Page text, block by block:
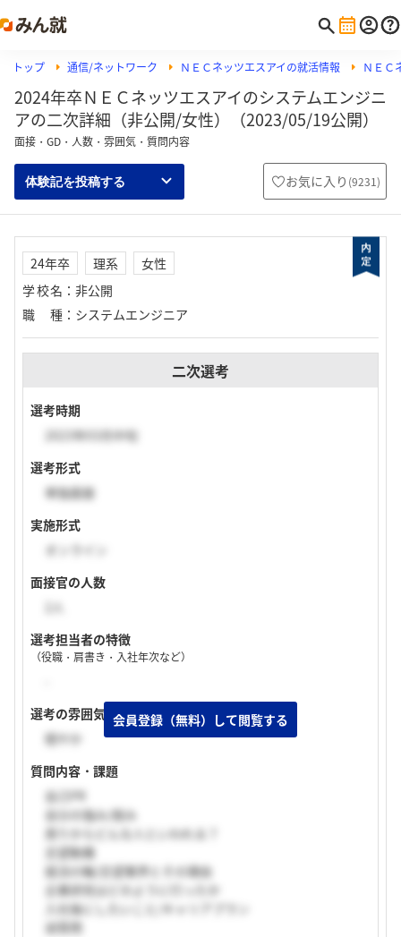
トップ 通信/ネットワーク ＮＥＣネッツエスアイの就活情報 ＮＥＣ
2024年卒ＮＥＣネッツエスアイのシステムエンジニ
アの二次詳細（非公開/女性）（2023/05/19公開）
面接・GD・人数・雰囲気・質問内容
体験記を投稿する お気に入り (9231)
24年卒 理系
女性
学校名 ： 非公開
職種 ： システムエンジニア
二次選考
選考時期
2023年03月中旬
選考形式
単独面接
実施形式
オンライン
面接官の人数
選考担当者の特徴
（役職・肩書き・入社年次など）
選考の雰囲気
穏やか
質問内容・課題
自己PR
自分の強み/弱み
周りからどんな人といわれる？
志望動機
就活の軸/志望業界とその理由
企業研究はどのように行ったか
入社後にしたいこと/キャリアプラン
逆質問